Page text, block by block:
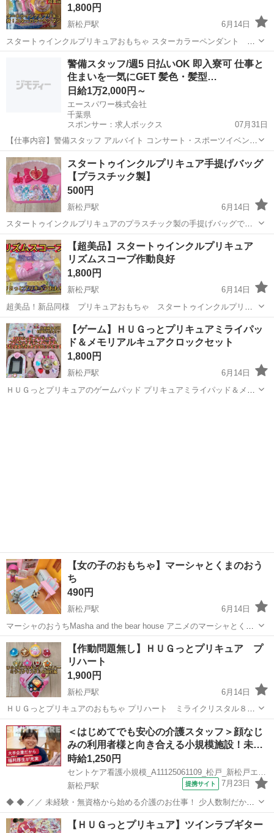
1,800円
新松戸駅
6月14日
スタートゥインクルプリキュアおもちゃ スターカラーペンダント 作
動良好 化粧箱＆取説付属＆スターカラーペン2本付属 状態は写真から
ご確認ください! 私の自己紹介を了解のうえ取り引きお願いいたしま
す!住所間違い防止のた...
松戸市 新松戸駅 おもちゃ スターカラーペン
警備スタッフ/週5 日払いOK 即入寮可 仕事と
住まいを一気にGET 髪色・髪型…
日給1万2,000円～
エースパワー株式会社
千葉県
スポンサー：求人ボックス
07月31日
【仕事内容】警備スタッフ アルバイト コンサート・スポーツイベン
ト・展示会などのイベントや、 工事現場周辺で警備・交通誘導をして
いただきます。 経験者の方はもちろん、未経験者の方も積極的に採用
中! 難しいスキルは不要! 基本的なル...
アルバイト・パート
スタートゥインクルプリキュア手提げバッグ
【プラスチック製】
500円
新松戸駅
6月14日
スタートゥインクルプリキュアのプラスチック製の手提げバッグで
す！鍵が2個付属します！鍵が無くても開きます。美品です！ 状態は
写真からご確認ください! 私の自己紹介を了解のうえ取り引きお願いい
たします!住所間違い防止の...
千葉 松戸市 新松戸駅 おもちゃ プラスチック
【超美品】スタートゥインクルプリキュア
リズムスコープ作動良好
1,800円
新松戸駅
6月14日
超美品！新品同様 プリキュアおもちゃ スタートゥインクルプリキ
ュア リズムスコープ 作動良好! 化粧箱＆取説付属 状態は写真から
ご確認ください! 私の自己紹介を了解のうえ取り引きお願いいたしま
す!住所間違い防止のた...
千葉 松戸市 新松戸駅 商品
【ゲーム】ＨＵＧっとプリキュアミライパッ
ド＆メモリアルキュアクロックセット
1,800円
新松戸駅
6月14日
ＨＵＧっとプリキュアのゲームパッド プリキュアミライパッド＆メモ
【女の子のおもちゃ】マーシャとくまのおう
ち
490円
新松戸駅
6月14日
マーシャのおうちMasha and the bear house アニメのマーシャとくま
のおうちです！化粧箱付属 マーシャの人形＆取説付属 美品 状態は
写真からご確認ください! 私の自己紹介を了解のうえ取り引きお願...
千葉 松戸市 新松戸駅 おもちゃ
【作動問題無し】ＨＵＧっとプリキュア プ
リハート
1,900円
新松戸駅
6月14日
ＨＵＧっとプリキュアのおもちゃ プリハート ミライクリスタル８個
付属 作動問題無し！ 単4電池2本使用します。 状態は写真からご確
認ください! 私の自己紹介を了解のうえ取り引きお願いいたします!住
所間違い防止のため...
千葉 松戸市 新松戸駅 おもちゃ プリハート
＜はじめてでも安心の介護スタッフ＞顔なじ
みの利用者様と向き合える小規模施設！未…
時給1,250円
新松戸駅
提携サイト 7月23日
◆ ◆ ／／ 未経験・無資格から始める介護のお仕事！ 少人数制だか
ら、はじめてでも安心◎ ＼＼ 『セントケア松戸 看護小規模多機能』
は、 登録定員29名の看護小規模多機能型居宅介護サービス。 利用者様
千葉 松戸市 介護
【ＨＵＧっとプリキュア】ツインラブギター